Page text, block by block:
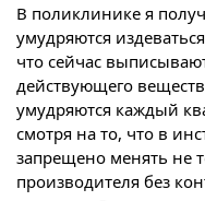
В поликлинике я
умудряются
что сейчас
действующего
умудряются каждый
смотря на то, что в
запрещено менять не
производителя без